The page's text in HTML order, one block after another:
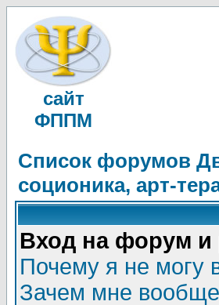
сайт
ФППМ
Список форумов
соционика, арт-
Вход на форум и
Почему я не могу
Зачем мне вообще